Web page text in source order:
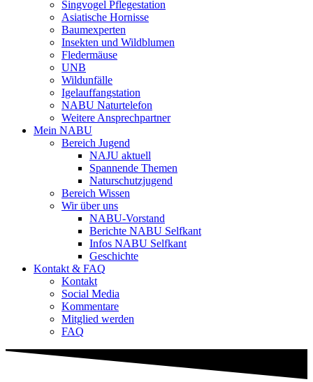
Singvogel Pflegestation
Asiatische Hornisse
Baumexperten
Insekten und Wildblumen
Fledermäuse
UNB
Wildunfälle
Igelauffangstation
NABU Naturtelefon
Weitere Ansprechpartner
Mein NABU
Bereich Jugend
NAJU aktuell
Spannende Themen
Naturschutzjugend
Bereich Wissen
Wir über uns
NABU-Vorstand
Berichte NABU Selfkant
Infos NABU Selfkant
Geschichte
Kontakt & FAQ
Kontakt
Social Media
Kommentare
Mitglied werden
FAQ